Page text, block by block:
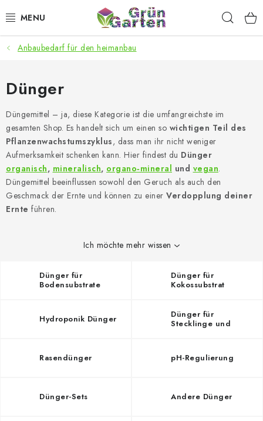
Inhalt
ANGEBOTE
LED PFLANZENLAMPEN
ANBAUBEDARF FÜR DEN HEIMANBAU
AQUARISTIK
MICROGREENS
SMARTER GARTEN
Anbaubedarf für den heimanbau
Dünger
Düngemittel – ja, diese Kategorie ist die umfangreichste im
gesamten Shop. Es handelt sich um einen so wichtigen Teil des
Pflanzen­wachstumszyklus, dass man ihr nicht weniger
Aufmerksamkeit schenken kann. Hier findest du Dünger
organisch, mineralisch, organo‑mineral und vegan.
Düngemittel beeinflussen sowohl den Geruch als auch den
Geschmack der Ernte und können zu einer Verdopplung deiner
Ernte führen.
Ich möchte mehr wissen
Dünger für
Bodensubstrate
Dünger für
Kokossubstrat
Hydroponik Dünger
Dünger für
Stecklinge und
Rasendünger pH-Regulierung
Dünger-Sets Andere Dünger